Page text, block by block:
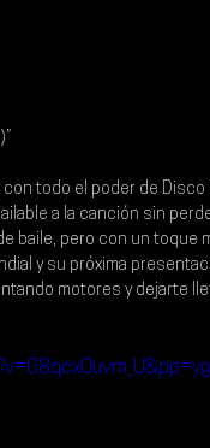
todo el poder de Disco
a la canción sin
baile, pero con un toque
y su próxima
motores y dejarte